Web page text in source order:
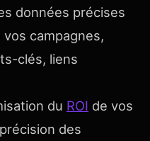
données précises
campagnes,
clés, liens
du ROI de vos
des